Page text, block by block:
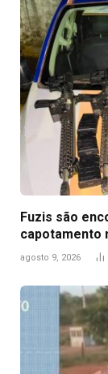
Fuzis são
capotamento
agosto 9, 2026